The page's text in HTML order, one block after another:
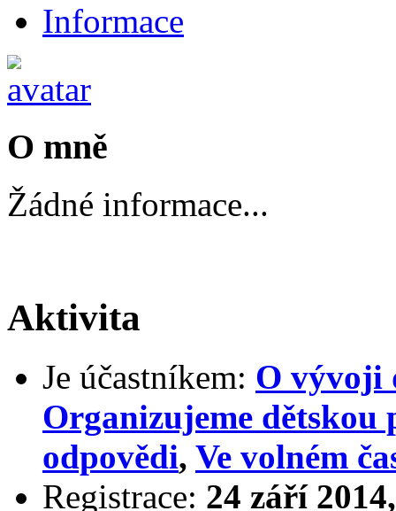
Informace
O mně
Žádné informace...
Aktivita
Je účastníkem: O vývoji
Organizujeme dětskou
odpovědi, Ve volném
Registrace: 24 září